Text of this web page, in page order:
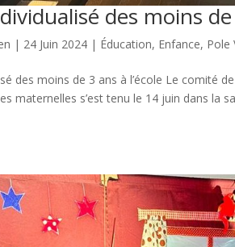
des moins de
| 24 Juin 2024 | Éducation, Enfance, Pole
des moins de 3 ans à l’école Le comité
maternelles s’est tenu le 14 juin dans la